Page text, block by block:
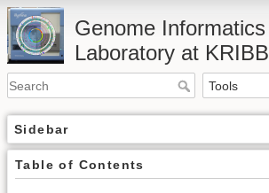
Genome Informatics
Laboratory at KRIBB
Sidebar
Table of Contents